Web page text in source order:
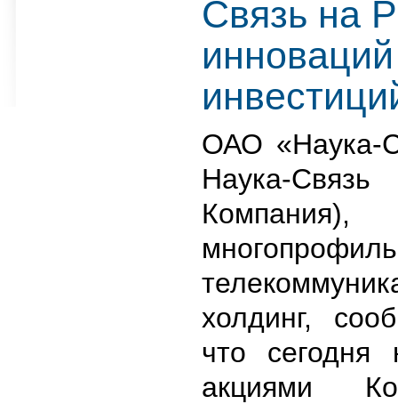
Связь на
ОАО «Наука-
Наука-
Компания),
холдинг,
что сегодня
акциями